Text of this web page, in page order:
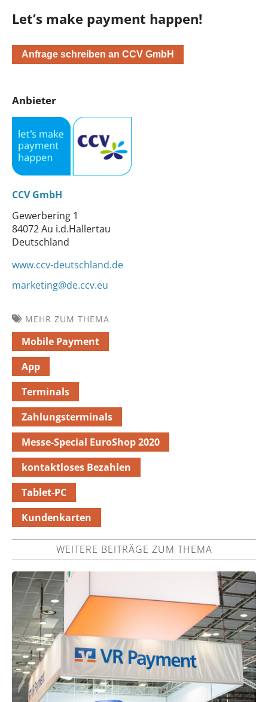
Let’s make payment happen!
Anfrage schreiben an CCV GmbH
Anbieter
CCV GmbH
Gewerbering 1
84072 Au i.d.Hallertau
Deutschland
www.ccv-deutschland.de
marketing@de.ccv.eu
MEHR ZUM THEMA
Mobile Payment
App
Terminals
Zahlungsterminals
Messe-Special EuroShop 2020
kontaktloses Bezahlen
Tablet-PC
Kundenkarten
WEITERE BEITRÄGE ZUM THEMA